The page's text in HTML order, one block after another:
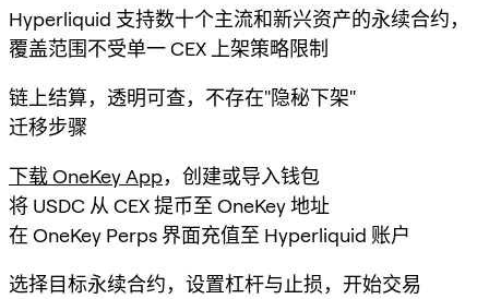
Hyperliquid 支持数十个主流和新兴资产的永续合约，
覆盖范围不受单一 CEX 上架策略限制
链上结算，透明可查，不存在"隐秘下架"
迁移步骤
下载 OneKey App，创建或导入钱包
将 USDC 从 CEX 提币至 OneKey 地址
在 OneKey Perps 界面充值至 Hyperliquid 账户
选择目标永续合约，设置杠杆与止损，开始交易